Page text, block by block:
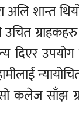
शान्त
उचित
दिएर
कलेज साँझ